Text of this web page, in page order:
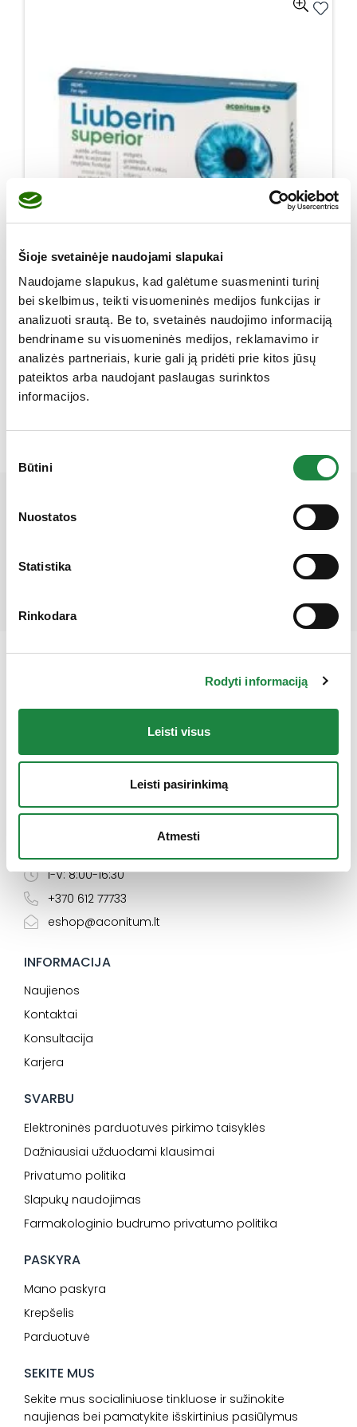
Šioje svetainėje naudojami slapukai
Naudojame slapukus, kad galėtume suasmeninti turinį
bei skelbimus, teikti visuomeninės medijos funkcijas ir
analizuoti srautą. Be to, svetainės naudojimo informaciją
bendriname su visuomeninės medijos, reklamavimo ir
analizės partneriais, kurie gali ją pridėti prie kitos jūsų
pateiktos arba naudojant paslaugas surinktos
informacijos.
pasirinkimas
Būtini
Nuostatos
Statistika
Rinkodara
Rodyti informaciją
Leisti visus
Leisti pasirinkimą
Atmesti
Liuberin superior kaps. N30
12,95€
produkto kiekis: Liuberin superior kaps. N30
Elektroninės parduotuvės klientų aptarnavimas:
I-V: 8:00-16:30
+370 612 77733
eshop@aconitum.lt
INFORMACIJA
Naujienos
Kontaktai
Konsultacija
Karjera
SVARBU
Elektroninės parduotuvės pirkimo taisyklės
Dažniausiai užduodami klausimai
Privatumo politika
Slapukų naudojimas
Farmakologinio budrumo privatumo politika
PASKYRA
Mano paskyra
Krepšelis
Parduotuvė
SEKITE MUS
Sekite mus socialiniuose tinkluose ir sužinokite
naujienas bei pamatykite išskirtinius pasiūlymus
Gauk 10% nuolaidą!